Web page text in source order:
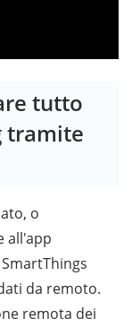
tutto
tramite
o
all'app
da remoto.
remota dei